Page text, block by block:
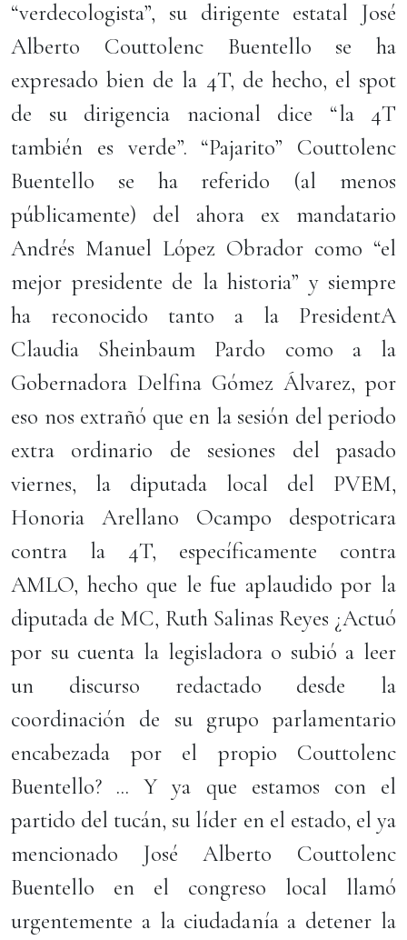
“verdecologista”, su dirigente estatal José
Alberto Couttolenc Buentello se ha
expresado bien de la 4T, de hecho, el spot
de su dirigencia nacional dice “la 4T
también es verde”. “Pajarito” Couttolenc
Buentello se ha referido (al menos
públicamente) del ahora ex mandatario
Andrés Manuel López Obrador como “el
mejor presidente de la historia” y siempre
ha reconocido tanto a la PresidentA
Claudia Sheinbaum Pardo como a la
Gobernadora Delfina Gómez Álvarez, por
eso nos extrañó que en la sesión del periodo
extra ordinario de sesiones del pasado
viernes, la diputada local del PVEM,
Honoria Arellano Ocampo despotricara
contra la 4T, específicamente contra
AMLO, hecho que le fue aplaudido por la
diputada de MC, Ruth Salinas Reyes ¿Actuó
por su cuenta la legisladora o subió a leer
un discurso redactado desde la
coordinación de su grupo parlamentario
encabezada por el propio Couttolenc
Buentello? ... Y ya que estamos con el
partido del tucán, su líder en el estado, el ya
mencionado José Alberto Couttolenc
Buentello en el congreso local llamó
urgentemente a la ciudadanía a detener la